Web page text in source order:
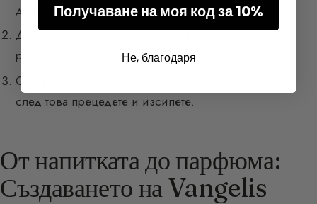
джинджифил.
Добавете 3 чаши мляко — аз използвам
растително мляко.
Оставете да ври втори път за няколко минути,
след това прецедете и изсипете.
От напитката до парфюма:
Създаването на Vangelis
Получаване на моя код за 10%
Не, благодаря